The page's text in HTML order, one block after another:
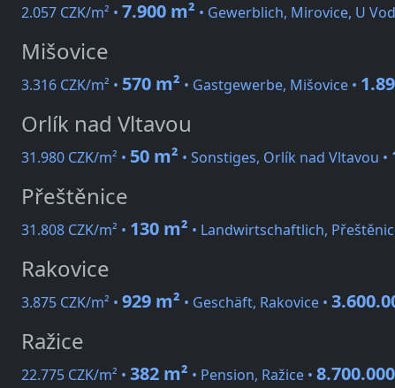
2.057 CZK/m² • 7.900 m² • Gewerblich, Mirovice, U
Mišovice
3.316 CZK/m² • 570 m² • Gastgewerbe, Mišovice •
Orlík nad Vltavou
31.980 CZK/m² • 50 m² • Sonstiges, Orlík nad Vltavou •
Přeštěnice
31.808 CZK/m² • 130 m² • Landwirtschaftlich,
Rakovice
3.875 CZK/m² • 929 m² • Geschäft, Rakovice •
Ražice
22.775 CZK/m² • 382 m² • Pension, Ražice •